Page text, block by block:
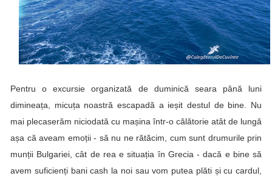
Pentru o excursie organizată de duminică seara până luni
dimineața, micuța noastră escapadă a ieșit destul de bine. Nu
mai plecaserăm niciodată cu mașina într-o călătorie atât de lungă
așa că aveam emoții - să nu ne rătăcim, cum sunt drumurile prin
munții Bulgariei, cât de rea e situația în Grecia - dacă e bine să
avem suficienți bani cash la noi sau vom putea plăti și cu cardul,